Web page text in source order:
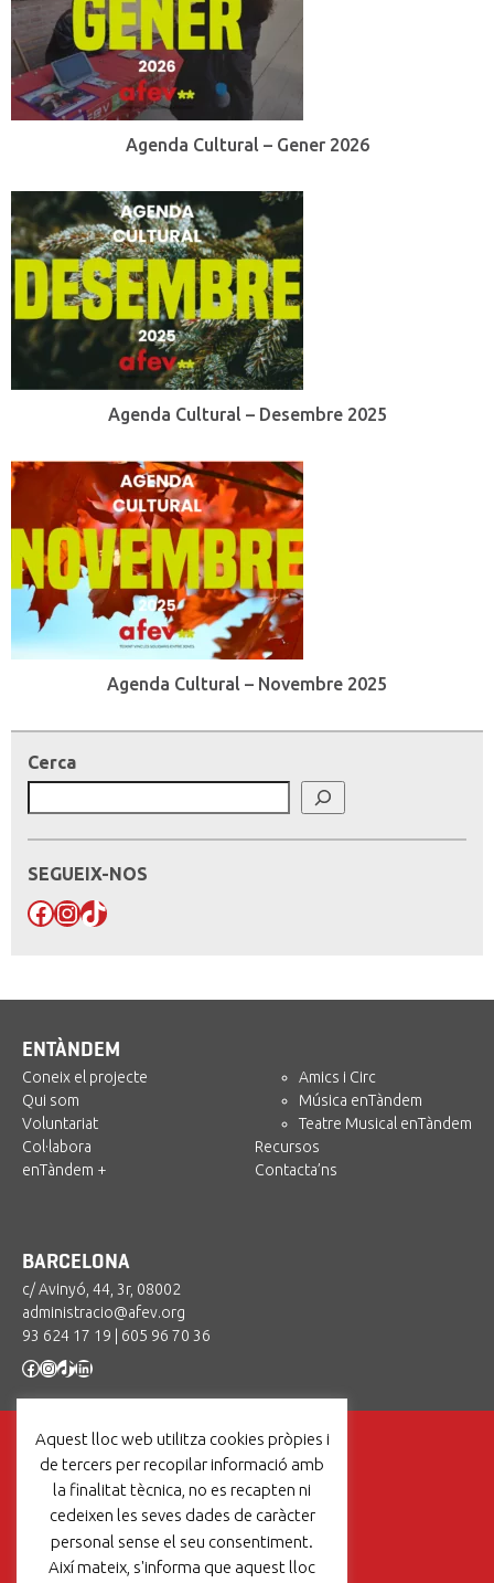
Agenda Cultural – Gener 2026
Agenda Cultural – Desembre 2025
Agenda Cultural – Novembre 2025
Cerca
SEGUEIX-NOS
Facebook
Instagram
TikTok
ENTÀNDEM
Coneix el projecte
Qui som
Voluntariat
Col·labora
enTàndem +
Amics i Circ
Música enTàndem
Teatre Musical enTàndem
Recursos
Contacta’ns
BARCELONA
c/ Avinyó, 44, 3r, 08002
administracio@afev.org
93 624 17 19
605 96 70 36
Facebook
Instagram
TikTok
LinkedIn
Un projecte de:
Aquest lloc web utilitza cookies pròpies i
de tercers per recopilar informació amb
la finalitat tècnica, no es recapten ni
cedeixen les seves dades de caràcter
personal sense el seu consentiment.
Així mateix, s'informa que aquest lloc